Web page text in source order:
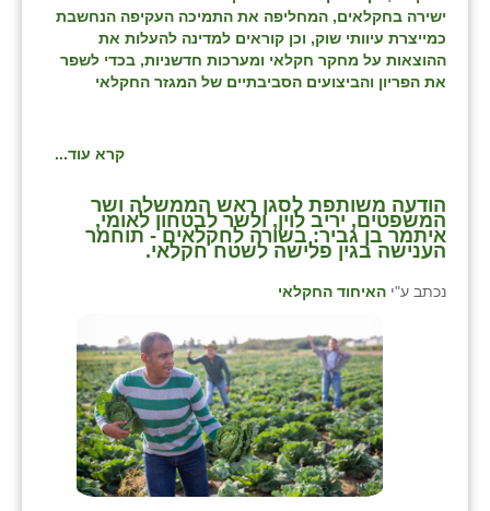
ישירה בחקלאים, המחליפה את התמיכה העקיפה הנחשבת
כמייצרת עיוותי שוק, וכן קוראים למדינה להעלות את
ההוצאות על מחקר חקלאי ומערכות חדשניות, בכדי לשפר
את הפריון והביצועים הסביבתיים של המגזר החקלאי
קרא עוד...
הודעה משותפת לסגן ראש הממשלה ושר
המשפטים, יריב לוין, ולשר לבטחון לאומי,
איתמר בן גביר: בשורה לחקלאים - תוחמר
הענישה בגין פלישה לשטח חקלאי.
נכתב ע"י האיחוד החקלאי